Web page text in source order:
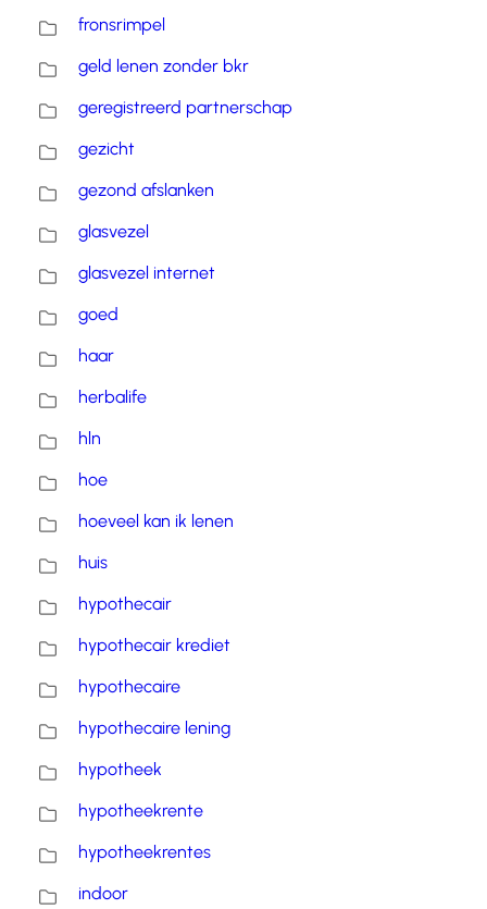
fronsrimpel
geld lenen zonder bkr
geregistreerd partnerschap
gezicht
gezond afslanken
glasvezel
glasvezel internet
goed
haar
herbalife
hln
hoe
hoeveel kan ik lenen
huis
hypothecair
hypothecair krediet
hypothecaire
hypothecaire lening
hypotheek
hypotheekrente
hypotheekrentes
indoor